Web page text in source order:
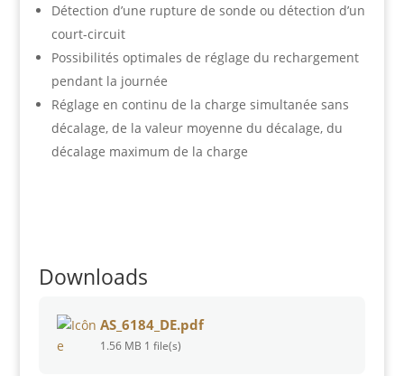
Détection d’une rupture de sonde ou détection d’un
court-circuit
Possibilités optimales de réglage du rechargement
pendant la journée
Réglage en continu de la charge simultanée sans
décalage, de la valeur moyenne du décalage, du
décalage maximum de la charge
Downloads
AS_6184_DE.pdf
1.56 MB 1 file(s)